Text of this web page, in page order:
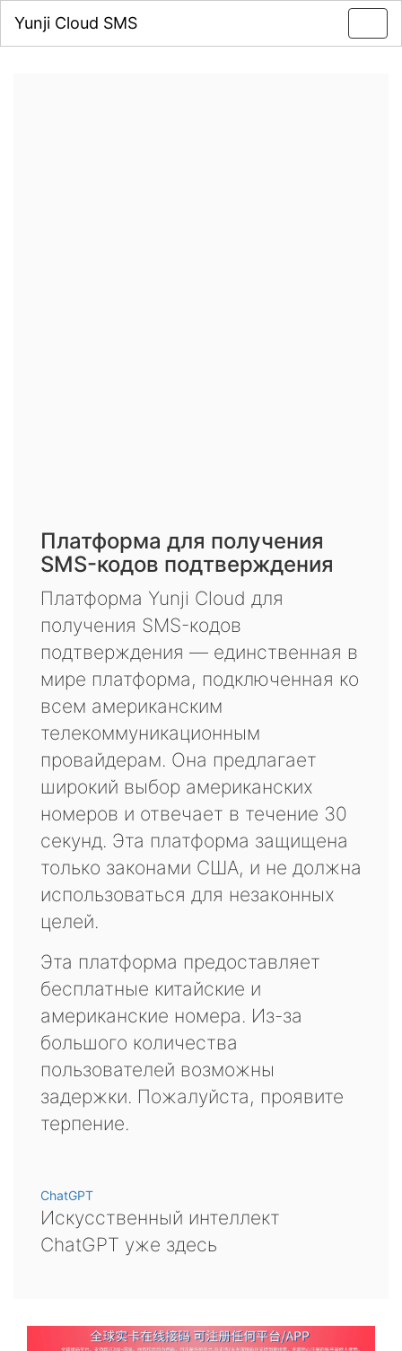
Yunji Cloud SMS
Платформа для получения
SMS-кодов подтверждения
Платформа Yunji Cloud для
получения SMS-кодов
подтверждения — единственная в
мире платформа, подключенная ко
всем американским
телекоммуникационным
провайдерам. Она предлагает
широкий выбор американских
номеров и отвечает в течение 30
секунд. Эта платформа защищена
только законами США, и не должна
использоваться для незаконных
целей.
Эта платформа предоставляет
бесплатные китайские и
американские номера. Из-за
большого количества
пользователей возможны
задержки. Пожалуйста, проявите
терпение.
ChatGPT
Искусственный интеллект
ChatGPT уже здесь